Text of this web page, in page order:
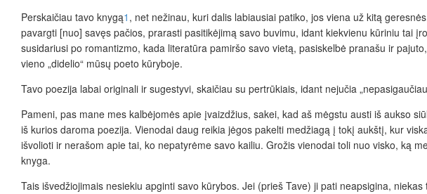
Perskaičiau tavo knygą1 , net nežinau, kuri dalis labiausiai patiko, jos viena už kitą
pavargti [nuo] savęs pačios, prarasti pasitikėjimą savo buvimu, idant kiekvienu kūriniu tai
susidariusi po romantizmo, kada literatūra pamiršo savo vietą, pasiskelbė pranašu ir
vieno „didelio“ mūsų poeto kūryboje.
Tavo poezija labai originali ir sugestyvi, skaičiau su pertrūkiais, idant nejučia
Pameni, pas mane mes kalbėjomės apie įvaizdžius, sakei, kad aš mėgstu austi iš aukso
iš kurios daroma poezija. Vienodai daug reikia jėgos pakelti medžiagą į tokį aukštį, kur
išvolioti ir nerašom apie tai, ko nepatyrėme savo kailiu. Grožis vienodai toli nuo visko, ką
knyga.
Tais išvedžiojimais nesiekiu apginti savo kūrybos. Jei (prieš Tave) ji pati neapsigina,